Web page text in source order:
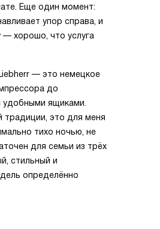
Еще один момент:
упор справа, и
хорошо, что услуга
— это немецкое
до
удобными ящиками.
это для меня
тихо ночью, не
для семьи из трёх
стильный и
определённо